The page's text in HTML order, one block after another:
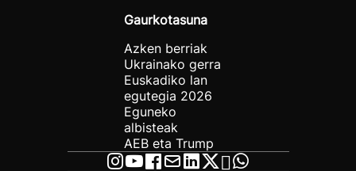
Gaurkotasuna
Azken berriak
Ukrainako gerra
Euskadiko lan
egutegia 2026
Eguneko
albisteak
AEB eta Trump